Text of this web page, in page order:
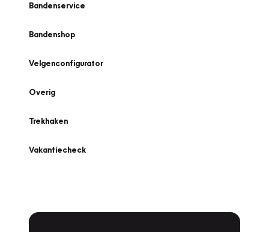
Bandenservice
Bandenshop
Velgenconfigurator
Overig
Trekhaken
Vakantiecheck